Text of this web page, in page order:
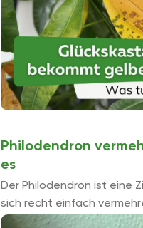
Philodendron
es
Der Philodendron ist eine
sich recht einfach
gibt es dafür